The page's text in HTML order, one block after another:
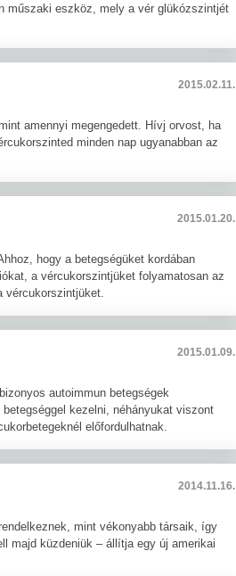
műszaki eszköz, mely a vér glükózszintjét
2015.02.11.
amennyi megengedett. Hívj orvost, ha
minden nap ugyanabban az
2015.01.20.
hogy a betegségüket kordában
a vércukorszintjüket folyamatosan az
2015.01.09.
autoimmun betegségek
kezelni, néhányukat viszont
előfordulhatnak.
2014.11.16.
mint vékonyabb társaik, így
majd küzdeniük – állítja egy új amerikai